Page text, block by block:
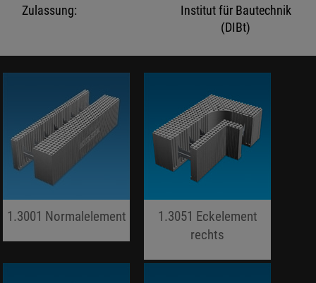
Zulassung:
Institut für Bautechnik
(DIBt)
1.3001 Normalelement
1.3051 Eckelement
rechts